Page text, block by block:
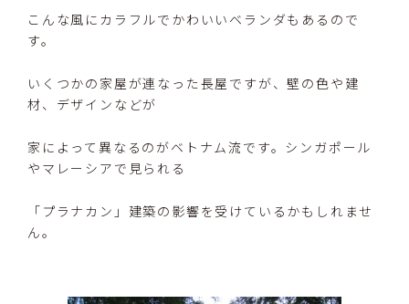
こんな風にカラフルでかわいいベランダもあるので
す。
いくつかの家屋が連なった長屋ですが、壁の色や建
材、デザインなどが
家によって異なるのがベトナム流です。シンガポール
やマレーシアで見られる
「プラナカン」建築の影響を受けているかもしれませ
ん。